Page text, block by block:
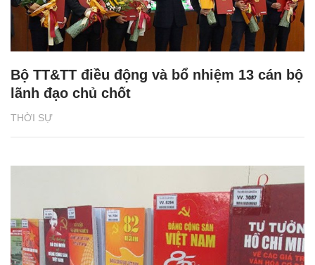
THỜI SỰ
Bộ TT&TT điều động và bổ nhiệm 13 cán bộ
lãnh đạo chủ chốt